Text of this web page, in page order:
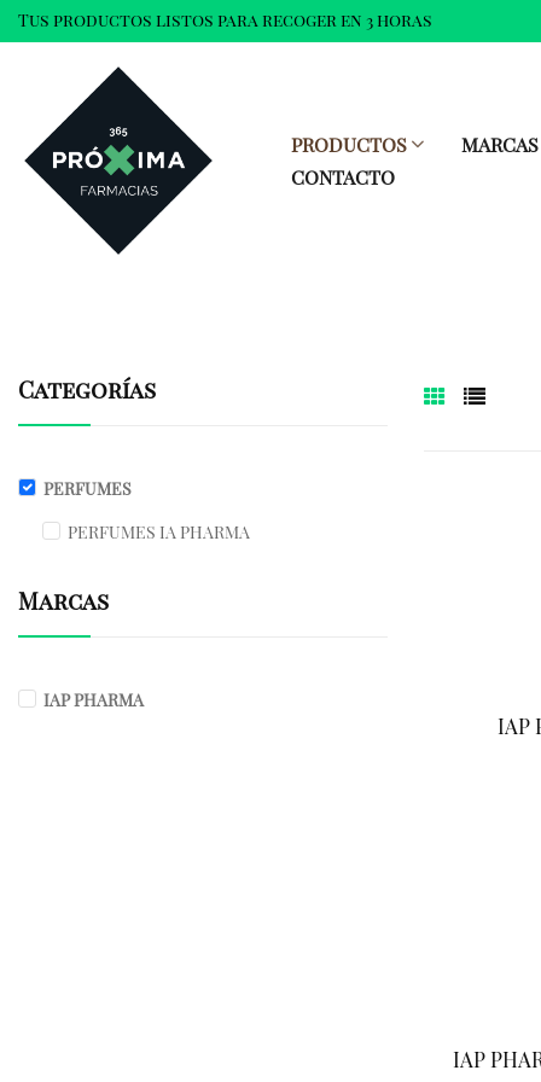
Tus productos listos para recoger en 3 horas
PRODUCTOS MARCAS
CONTACTO
Categorías
PERFUMES
PERFUMES IA PHARMA
Marcas
IAP PHARMA
IAP
IAP